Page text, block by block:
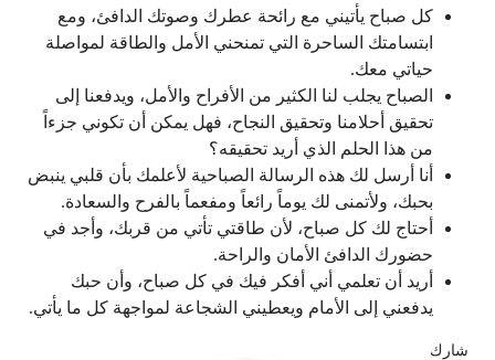
كل صباح يأتيني مع رائحة عطرك وصوتك الدافئ، ومع
ابتسامتك الساحرة التي تمنحني الأمل والطاقة لمواصلة
حياتي معك.
الصباح يجلب لنا الكثير من الأفراح والأمل، ويدفعنا إلى
تحقيق أحلامنا وتحقيق النجاح، فهل يمكن أن تكوني جزءاً
من هذا الحلم الذي أريد تحقيقه؟
أنا أرسل لك هذه الرسالة الصباحية لأعلمك بأن قلبي ينبض
بحبك، ولأتمنى لك يوماً رائعاً ومفعماً بالفرح والسعادة.
أحتاج لك كل صباح، لأن طاقتي تأتي من قربك، وأجد في
حضورك الدافئ الأمان والراحة.
أريد أن تعلمي أني أفكر فيك في كل صباح، وأن حبك
يدفعني إلى الأمام ويعطيني الشجاعة لمواجهة كل ما يأتي.
شارك